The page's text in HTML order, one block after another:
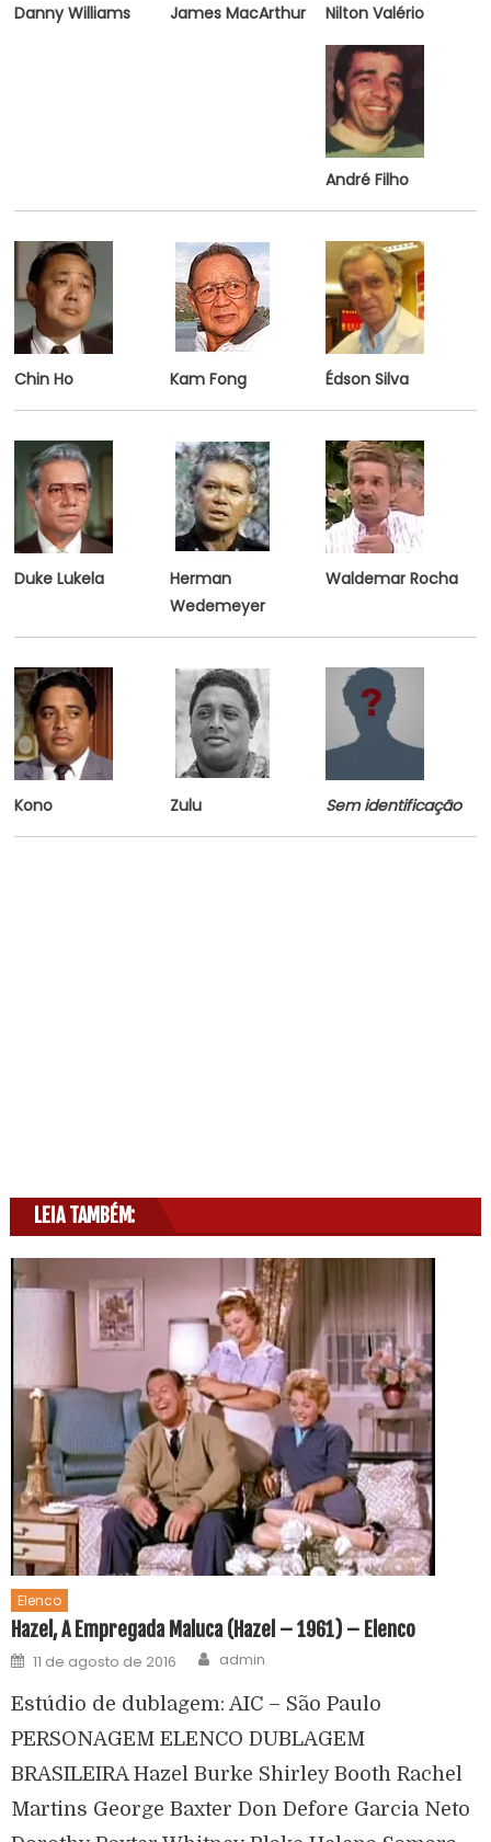
Danny Williams James MacArthur Nilton Valério
André Filho
Chin Ho Kam Fong Édson Silva
Duke Lukela
Herman
Wedemeyer
Waldemar Rocha
Kono Zulu Sem identificação
LEIA TAMBÉM:
Elenco
Hazel, A Empregada Maluca (Hazel – 1961) – Elenco
11 de agosto de 2016 admin
Estúdio de dublagem: AIC – São Paulo
PERSONAGEM ELENCO DUBLAGEM
BRASILEIRA Hazel Burke Shirley Booth Rachel
Martins George Baxter Don Defore Garcia Neto